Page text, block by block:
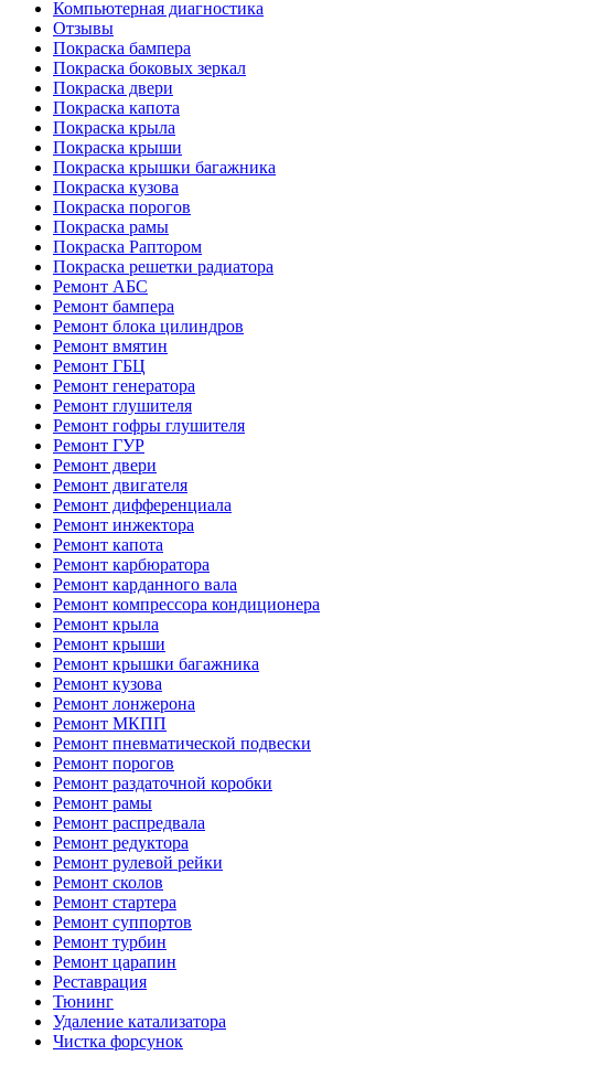
Компьютерная диагностика
Отзывы
Покраска бампера
Покраска боковых зеркал
Покраска двери
Покраска капота
Покраска крыла
Покраска крыши
Покраска крышки багажника
Покраска кузова
Покраска порогов
Покраска рамы
Покраска Раптором
Покраска решетки радиатора
Ремонт АБС
Ремонт бампера
Ремонт блока цилиндров
Ремонт вмятин
Ремонт ГБЦ
Ремонт генератора
Ремонт глушителя
Ремонт гофры глушителя
Ремонт ГУР
Ремонт двери
Ремонт двигателя
Ремонт дифференциала
Ремонт инжектора
Ремонт капота
Ремонт карбюратора
Ремонт карданного вала
Ремонт компрессора кондиционера
Ремонт крыла
Ремонт крыши
Ремонт крышки багажника
Ремонт кузова
Ремонт лонжерона
Ремонт МКПП
Ремонт пневматической подвески
Ремонт порогов
Ремонт раздаточной коробки
Ремонт рамы
Ремонт распредвала
Ремонт редуктора
Ремонт рулевой рейки
Ремонт сколов
Ремонт стартера
Ремонт суппортов
Ремонт турбин
Ремонт царапин
Реставрация
Тюнинг
Удаление катализатора
Чистка форсунок